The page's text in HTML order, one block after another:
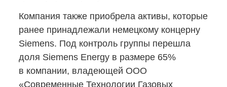
Компания также приобрела активы, которые
ранее принадлежали немецкому концерну
Siemens. Под контроль группы перешла
доля Siemens Energy в размере 65%
в компании, владеющей ООО
«Современные Технологии Газовых